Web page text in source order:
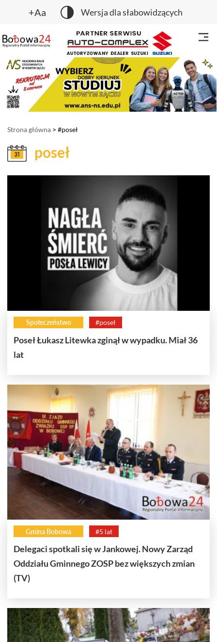
+Aa Wersja dla słabowidzących
Strona główna > #poseł
poseł
Społeczeństwo #poseł
Poseł Łukasz Litewka zginął w wypadku. Miał 36
lat
Gmina Bobowa #5 lat
Delegaci spotkali się w Jankowej. Nowy Zarząd
Oddziału Gminnego ZOSP bez większych zmian
(TV)